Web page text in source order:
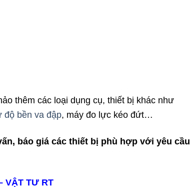
thêm các loại dụng cụ, thiết bị khác như
độ bền va đập, máy đo lực kéo đứt…
báo giá các thiết bị phù hợp với yêu cầu
VẬT TƯ RT